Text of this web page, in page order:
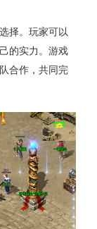
择。玩家可以
的实力。游戏
合作，共同完